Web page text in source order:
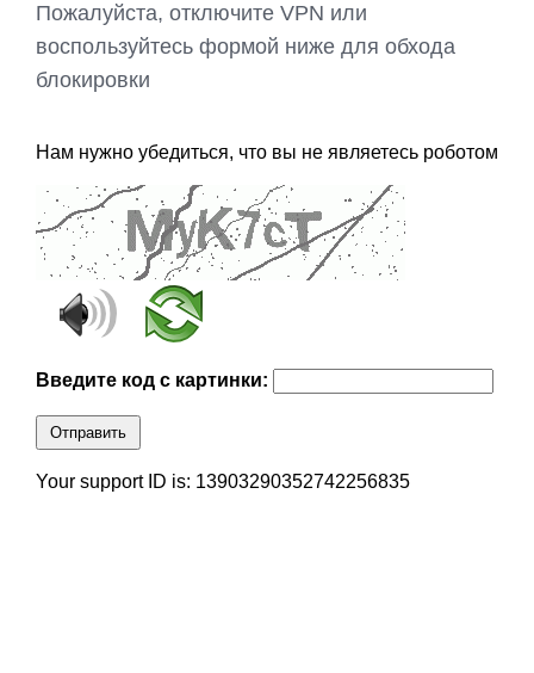
Пожалуйста, отключите VPN или
воспользуйтесь формой ниже для обхода
блокировки
Нам нужно убедиться, что вы не являетесь роботом
Введите код с картинки:
Отправить
Your support ID is: 13903290352742256835